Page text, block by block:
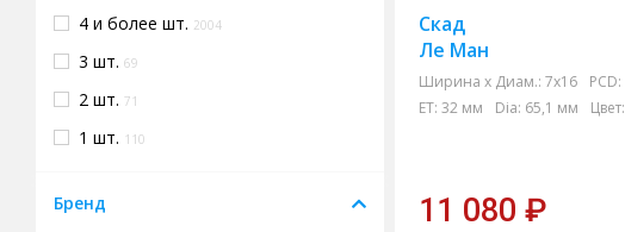
4 и более шт. 2004
3 шт. 69
2 шт. 71
1 шт. 110
Бренд
Скад
Ле Ман
Ширина х Диам.: 7x16 PCD:
ET: 32 мм Dia: 65,1 мм Цвет:
11 080 ₽